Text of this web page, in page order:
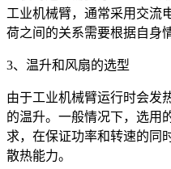
工业机械臂，通常采用交流
荷之间的关系需要根据自身
3、温升和风扇的选型
由于工业机械臂运行时会发
的温升。一般情况下，选用
求，在保证功率和转速的同
散热能力。